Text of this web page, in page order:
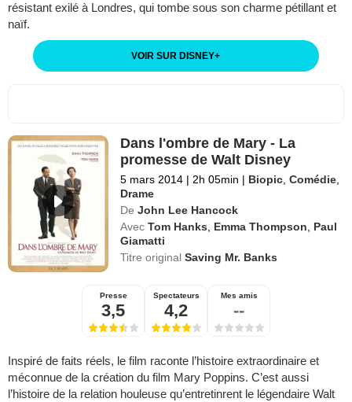
résistant exilé à Londres, qui tombe sous son charme pétillant et
naïf.
VOIR SUR DISNEY+
Dans l'ombre de Mary - La
promesse de Walt Disney
5 mars 2014 | 2h 05min | Biopic ,Comédie
Drame
De John Lee Hancock
Avec Tom Hanks Emma Thompson
Paul
Giamatti
Titre originalSaving Mr. Banks
Presse
3,5
Spectateurs
4,2
Mes amis
--
Inspiré de faits réels, le film raconte l’histoire extraordinaire et
méconnue de la création du film Mary Poppins. C’est aussi
l’histoire de la relation houleuse qu’entretinrent le légendaire Walt